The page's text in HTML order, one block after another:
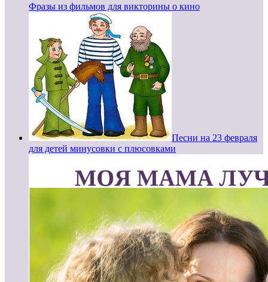
Фразы из фильмов для викторины о кино
Песни на 23 февраля
для детей минусовки с плюсовками